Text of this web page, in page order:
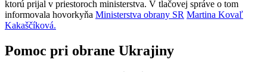
ktorú prijal v priestoroch ministerstva. V tlačovej správe o tom
informovala hovorkyňa Ministerstva obrany SR Martina Kovaľ
Kakaščíková.
Pomoc pri obrane Ukrajiny